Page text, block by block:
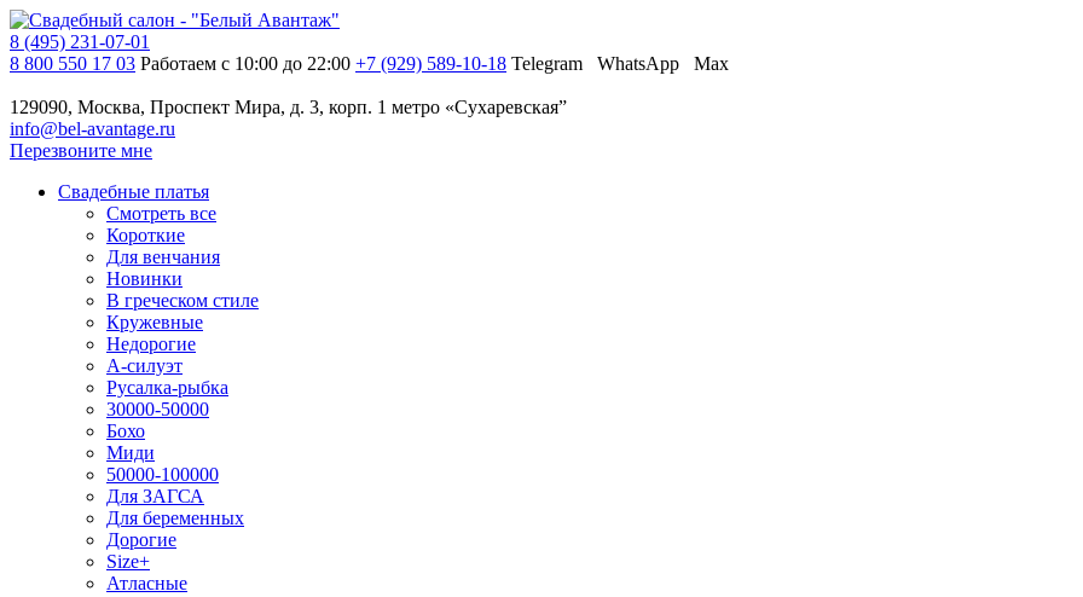
8 (495) 231-07-01
8 800 550 17 03 Работаем с 10:00 до 22:00 +7 (929) 589-10-18 Telegram WhatsApp Max
129090, Москва, Проспект Мира, д. 3, корп. 1 метро «Сухаревская”
info@bel-avantage.ru
Перезвоните мне
Свадебные платья
Смотреть все
Короткие
Для венчания
Новинки
В греческом стиле
Кружевные
Недорогие
А-силуэт
Русалка-рыбка
30000-50000
Бохо
Миди
50000-100000
Для ЗАГСА
Для беременных
Дорогие
Size+
Атласные